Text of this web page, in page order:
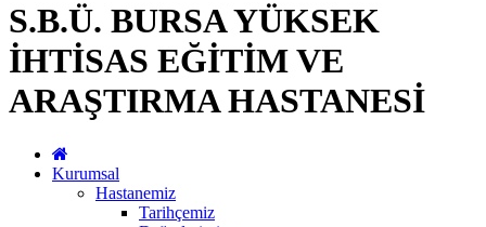
S.B.Ü. BURSA YÜKSEK
İHTİSAS EĞİTİM VE
ARAŞTIRMA HASTANESİ
Kurumsal
Hastanemiz
Tarihçemiz